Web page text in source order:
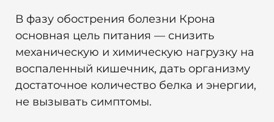
В фазу обострения болезни Крона
основная цель питания — снизить
механическую и химическую нагрузку на
воспаленный кишечник, дать организму
достаточное количество белка и энергии,
не вызывать симптомы.